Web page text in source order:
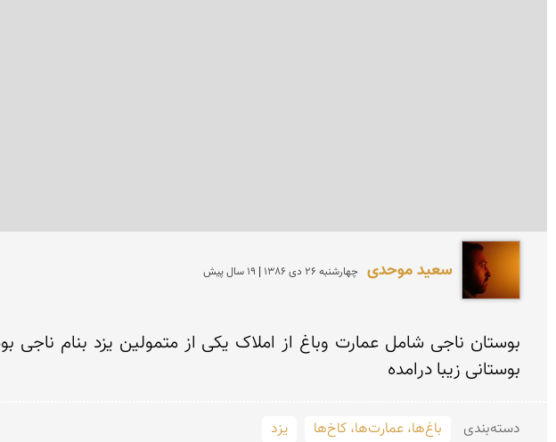
سعید موحدی چهارشنبه 26 دی 1386 | 19 سال پیش
بوستانی زیبا درامده
دسته‌بندی باغ‌ها، عمارت‌ها، کاخ‌ها یزد